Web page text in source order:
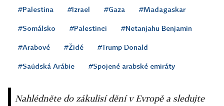
#Palestina #Izrael #Gaza #Madagaskar
#Somálsko #Palestinci #Netanjahu Benjamin
#Arabové #Židé #Trump Donald
#Saúdská Arábie #Spojené arabské emiráty
Nahlédněte do zákulisí dění v Evropě a sledujte